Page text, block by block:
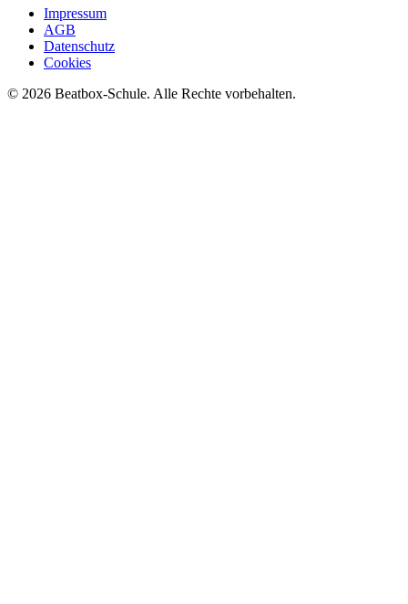
Impressum
AGB
Datenschutz
Cookies
© 2026 Beatbox-Schule. Alle Rechte vorbehalten.